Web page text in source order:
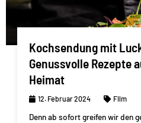
Kochsendung mit
Genussvolle Rezepte
Heimat
12. Februar 2024 Film
Denn ab sofort greifen wir den